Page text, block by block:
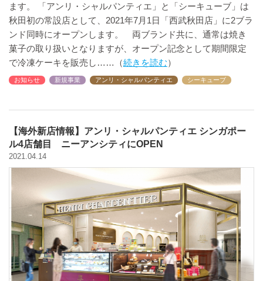
ます。 「アンリ・シャルパンティエ」と「シーキューブ」は
秋田初の常設店として、2021年7月1日「西武秋田店」に2ブラ
ンド同時にオープンします。 両ブランド共に、通常は焼き
菓子の取り扱いとなりますが、オープン記念として期間限定
で冷凍ケーキを販売し
続きを読む
お知らせ 新規事業 アンリ・シャルパンティエ シーキューブ
【海外新店情報】アンリ・シャルパンティエ シンガポー
ル4店舗目 ニーアンシティにOPEN
2021.04.14